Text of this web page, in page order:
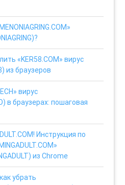
«KER58.COM» вирус
из браузеров
вирус
в браузерах: пошаговая
Инструкция по
из Chrome
убрать